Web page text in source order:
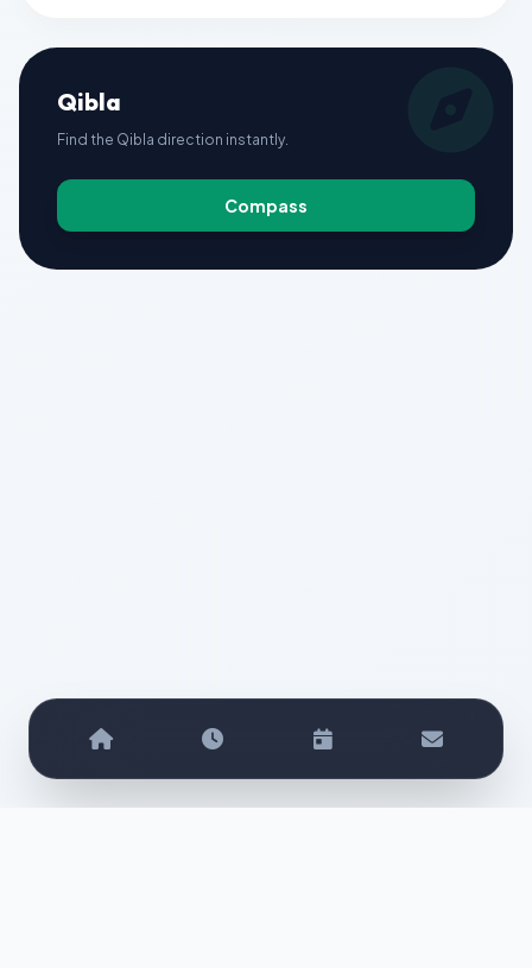
Qibla
Find the Qibla direction instantly.
Compass